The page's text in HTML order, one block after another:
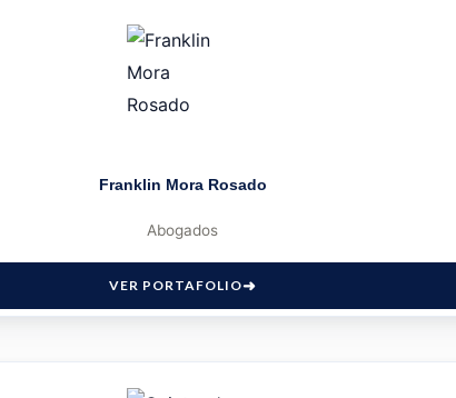
Franklin Mora Rosado
Abogados
VER PORTAFOLIO